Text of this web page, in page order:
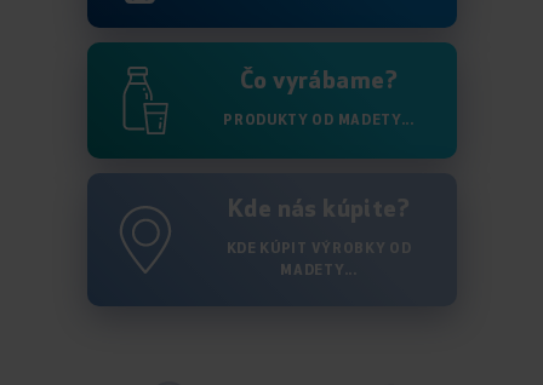
Čo vyrábame?
PRODUKTY OD MADETY...
Kde nás kúpite?
KDE KÚPIT VÝROBKY OD
MADETY...